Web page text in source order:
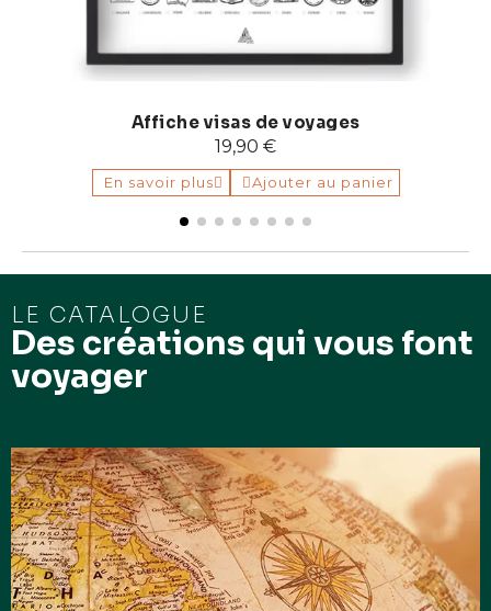
Affiche visas de voyages
19,90 €
En savoir plus Ajouter au panier
LE CATALOGUE
Des créations qui vous font
voyager